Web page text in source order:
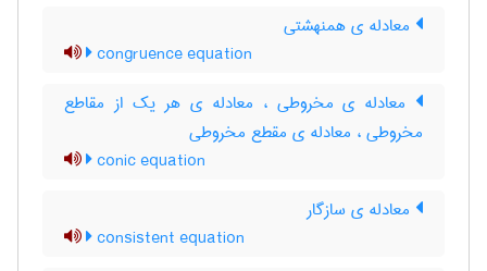
معادله ی همنهشتی
congruence equation
معادله ی مخروطی ، معادله ی هر یک از مقاطع
مخروطی ، معادله ی مقطع مخروطی
conic equation
معادله ی سازگار
consistent equation